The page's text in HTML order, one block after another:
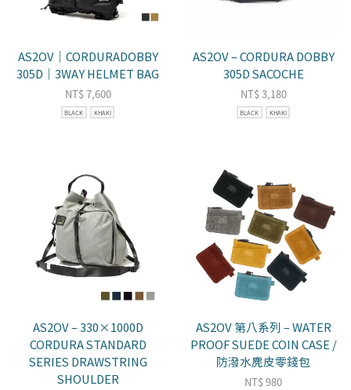
AS2OV｜CORDURADOBBY
305D｜3WAY HELMET BAG
NT$7,600
BLACK KHAKI
AS2OV – CORDURA DOBBY
305D SACOCHE
NT$3,180
BLACK KHAKI
AS2OV – 330×1000D
CORDURA STANDARD
SERIES DRAWSTRING
SHOULDER
AS2OV 第八系列 – WATER
PROOF SUEDE COIN CASE /
防潑水麂皮零錢包
NT$980